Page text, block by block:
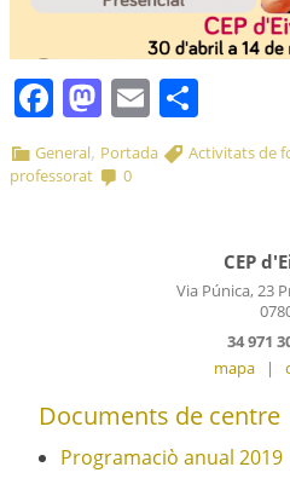
Facebook
Mastodon
Email
General, Portada Activitats de
professorat
0
CEP
Via Púnica, 23
34 971
mapa
|
Documents de centre
Programaciò anual 2019